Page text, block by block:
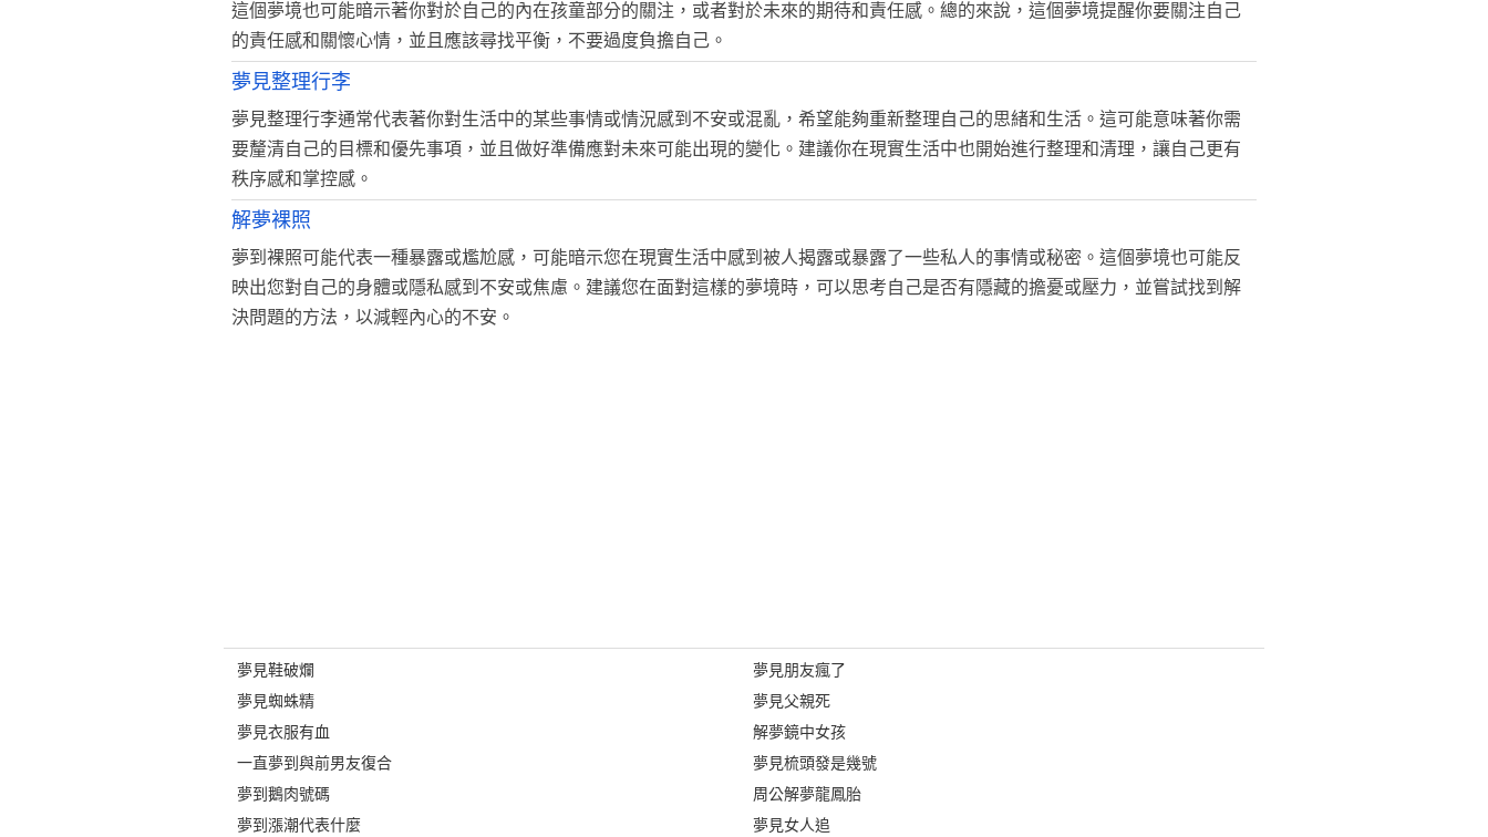
這個夢境也可能暗示著你對於自己的內在孩童部分的關注，或者對於未來的期待和責任感。總的來說，這個夢境提醒你要關注自己
的責任感和關懷心情，並且應該尋找平衡，不要過度負擔自己。
夢見整理行李
夢見整理行李通常代表著你對生活中的某些事情或情況感到不安或混亂，希望能夠重新整理自己的思緒和生活。這可能意味著你需
要釐清自己的目標和優先事項，並且做好準備應對未來可能出現的變化。建議你在現實生活中也開始進行整理和清理，讓自己更有
秩序感和掌控感。
解夢裸照
夢到裸照可能代表一種暴露或尷尬感，可能暗示您在現實生活中感到被人揭露或暴露了一些私人的事情或秘密。這個夢境也可能反
映出您對自己的身體或隱私感到不安或焦慮。建議您在面對這樣的夢境時，可以思考自己是否有隱藏的擔憂或壓力，並嘗試找到解
決問題的方法，以減輕內心的不安。
夢見鞋破爛
夢見蜘蛛精
夢見衣服有血
一直夢到與前男友復合
夢到鵝肉號碼
夢到漲潮代表什麼
夢見朋友瘋了
夢見父親死
解夢鏡中女孩
夢見梳頭發是幾號
周公解夢龍鳳胎
夢見女人追